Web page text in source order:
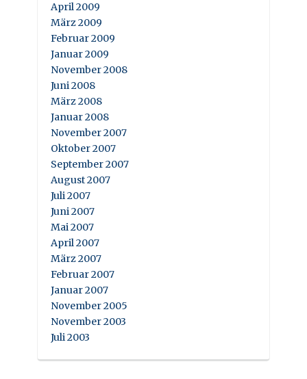
April 2009
März 2009
Februar 2009
Januar 2009
November 2008
Juni 2008
März 2008
Januar 2008
November 2007
Oktober 2007
September 2007
August 2007
Juli 2007
Juni 2007
Mai 2007
April 2007
März 2007
Februar 2007
Januar 2007
November 2005
November 2003
Juli 2003